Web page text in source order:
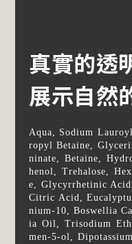
真實的透
展示自然
Aqua, Sodium
ropyl Betaine,
ninate, Betaine,
henol, Trehalose,
e, Glycyrrhetinic
Citric Acid,
nium-10, Boswellia
ia Oil, Trisodium
men-5-ol,